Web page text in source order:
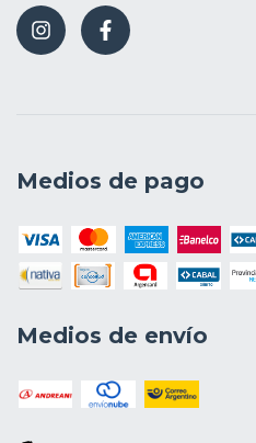
Medios de pago
Medios de envío